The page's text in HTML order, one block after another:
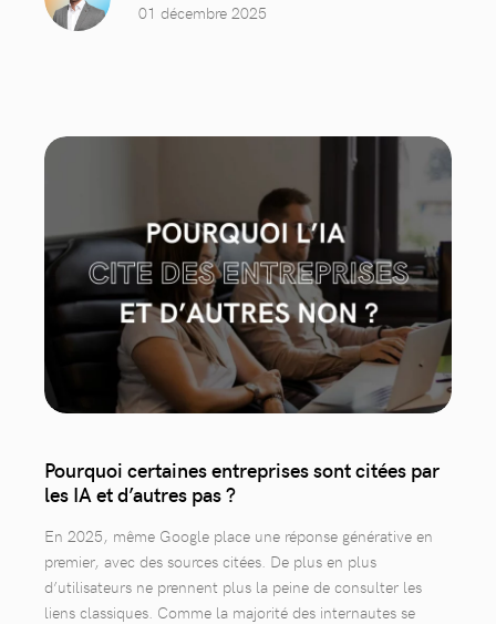
01 décembre 2025
Pourquoi certaines entreprises sont citées par
les IA et d’autres pas ?
En 2025, même Google place une réponse générative en
premier, avec des sources citées. De plus en plus
d’utilisateurs ne prennent plus la peine de consulter les
liens classiques. Comme la majorité des internautes se